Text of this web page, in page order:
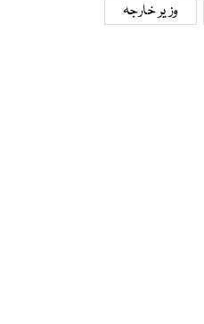
وزیر خارجہ